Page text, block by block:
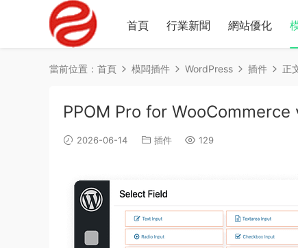
首頁 行業新聞 網站優化
當前位置： 首頁 模闆插件 WordPress 插件 正
PPOM Pro for WooCommerce
2026-06-14 插件 129